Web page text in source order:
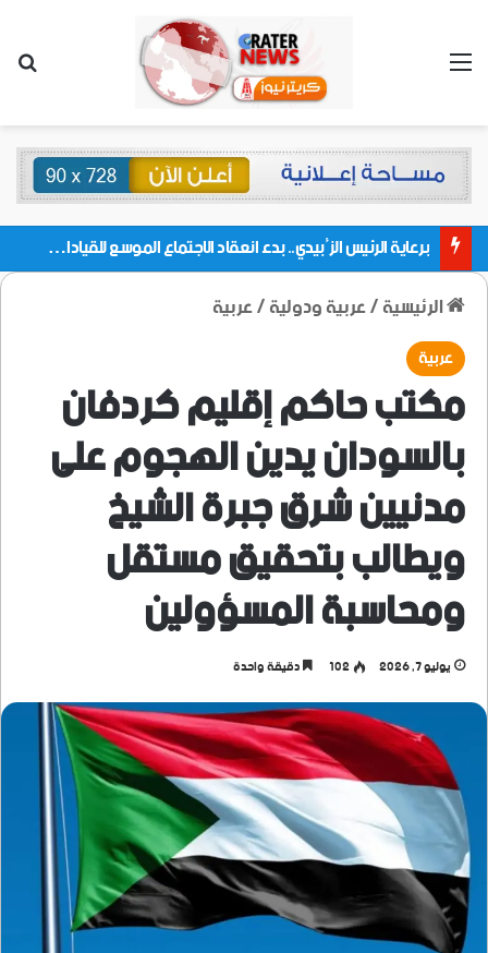
القائمة
برعاية الرئيس الزُبيدي.. بدء انعقاد الاجتماع الموسع للقيادات المحلية بالعاصمة ولمديريات وكتل مجلس العموم ومنسقيات الجامعة بالعاصمة عدن
الرئيسية/عربية ودولية/عربية
عربية
مكتب حاكم إقليم كردفان
بالسودان يدين الهجوم على
مدنيين شرق جبرة الشيخ
ويطالب بتحقيق مستقل
ومحاسبة المسؤولين
يوليو 7, 2026 102 دقيقة واحدة